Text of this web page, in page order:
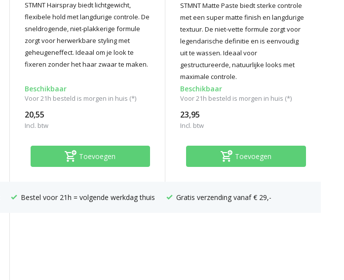
STMNT Hairspray biedt lichtgewicht,
flexibele hold met langdurige controle. De
sneldrogende, niet-plakkerige formule
zorgt voor herwerkbare styling met
geheugeneffect. Ideaal om je look te
fixeren zonder het haar zwaar te maken.
Beschikbaar
Voor 21h besteld is morgen in huis (*)
20,55
Incl. btw
Toevoegen
STMNT Matte Paste biedt sterke controle
met een super matte finish en langdurige
textuur. De niet-vette formule zorgt voor
legendarische definitie en is eenvoudig
uit te wassen. Ideaal voor
gestructureerde, natuurlijke looks met
maximale controle.
Beschikbaar
Voor 21h besteld is morgen in huis (*)
23,95
Incl. btw
Toevoegen
Bestel voor 21h = volgende werkdag thuis Gratis verzending vanaf € 29,-